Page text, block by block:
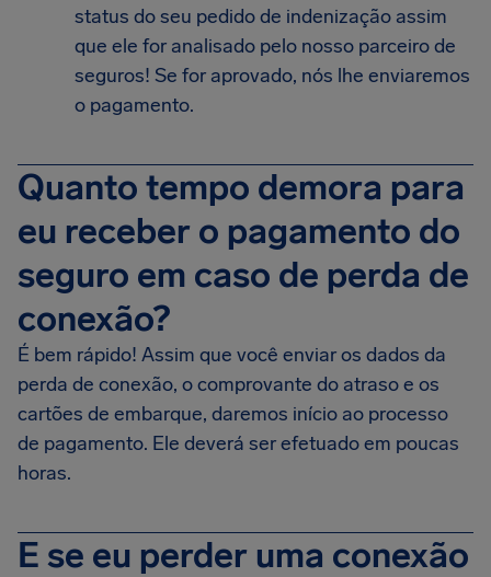
status do seu pedido de indenização assim
que ele for analisado pelo nosso parceiro de
seguros! Se for aprovado, nós lhe enviaremos
o pagamento.
Quanto tempo demora para
eu receber o pagamento do
seguro em caso de perda de
conexão?
É bem rápido! Assim que você enviar os dados da
perda de conexão, o comprovante do atraso e os
cartões de embarque, daremos início ao processo
de pagamento. Ele deverá ser efetuado em poucas
horas.
E se eu perder uma conexão